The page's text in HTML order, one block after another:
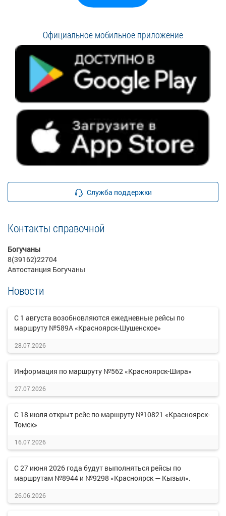
Официальное мобильное приложение
Служба поддержки
Контакты справочной
Богучаны
8(39162)22704
Автостанция Богучаны
Новости
С 1 августа возобновляются ежедневные рейсы по
маршруту №589А «Красноярск-Шушенское»
28.07.2026
Информация по маршруту №562 «Красноярск-Шира»
27.07.2026
С 18 июля открыт рейс по маршруту №10821 «Красноярск-
Томск»
16.07.2026
С 27 июня 2026 года будут выполняться рейсы по
маршрутам №8944 и №9298 «Красноярск — Кызыл».
26.06.2026